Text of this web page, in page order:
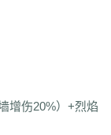
增伤20%）+烈焰